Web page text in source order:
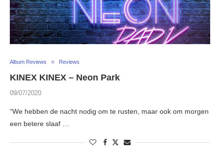
Album Reviews Reviews
KINEX KINEX – Neon Park
09/07/2020
“We hebben de nacht nodig om te rusten, maar ook om morgen
een betere slaaf …